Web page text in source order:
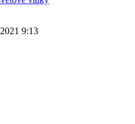
9:13